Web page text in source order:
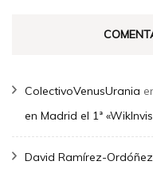
ColectivoVenusUrania
en Madrid el 1ª
David Ramírez-Ordóñez